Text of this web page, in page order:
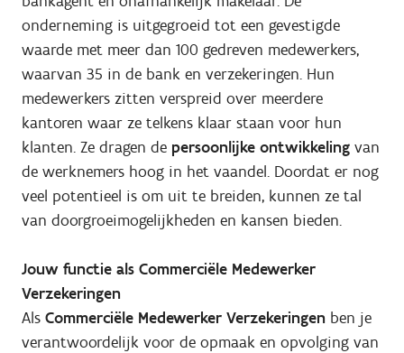
onderneming is uitgegroeid tot een gevestigde
waarde met meer dan 100 gedreven medewerkers,
waarvan 35 in de bank en verzekeringen. Hun
medewerkers zitten verspreid over meerdere
kantoren waar ze telkens klaar staan voor hun
klanten. Ze dragen de persoonlijke ontwikkeling van
de werknemers hoog in het vaandel. Doordat er nog
veel potentieel is om uit te breiden, kunnen ze tal
van doorgroeimogelijkheden en kansen bieden.
Jouw functie als Commerciële Medewerker
Verzekeringen
Als Commerciële Medewerker Verzekeringen ben je
verantwoordelijk voor de opmaak en opvolging van